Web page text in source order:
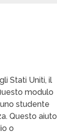
Stati Uniti, il
modulo
studente
Questo aiuto
o